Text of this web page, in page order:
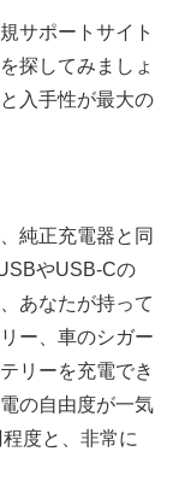
サポートサイト
探してみましょ
入手性が最大の
純正充電器と同
やUSB-Cの
あなたが持って
ー、車のシガー
リーを充電でき
の自由度が一気
度と、非常に